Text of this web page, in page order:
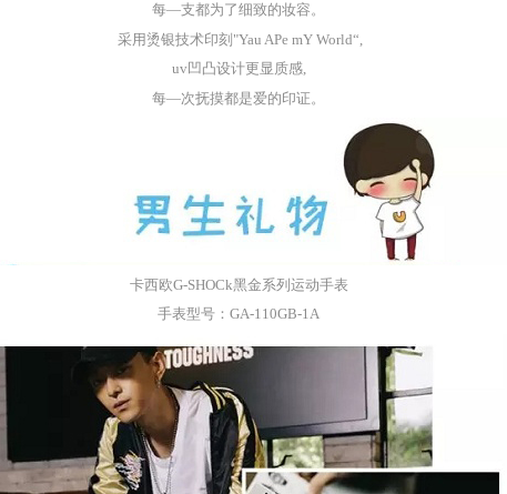
每—支都为了细致的妆容。
采用烫银技术印刻"Yau APe mY World“,
uv凹 凸设计更显质感,
每—次抚摸都是爱的印证。
卡西欧G-SHOCk黑金系列运动手表
手表型号： GA-110GB-1A